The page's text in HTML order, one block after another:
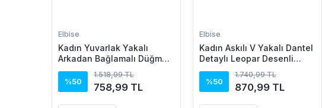
Elbise
Kadın Yuvarlak Yakalı
Arkadan Bağlamalı Düğme
Detaylı Asimetrik Kesim
Detaylı Kısa Viskon Elbise
%50
1.518,99 TL
758,99 TL
Elbise
Kadın Askılı V Yakalı Dantel
Detaylı Leopar Desenli
Süprem Atlet Ve şort Ikili
Takım
%50
1.740,99 TL
870,99 TL